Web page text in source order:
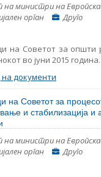
на министри на
орган
Друго
на Советот за општи
во јуни 2015 година.
документи
на Советот за
и стабилизација и
на министри на
орган
Друго